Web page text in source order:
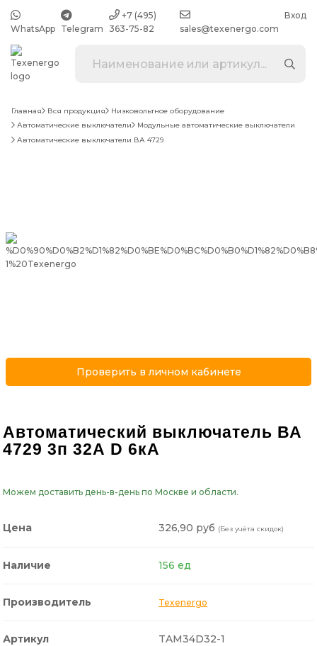
WhatsApp Telegram
+7 (495)
363-75-82
sales@texenergo.com
Вход
Главная Вся продукция
Низковольтное оборудование
Автоматические выключатели
Модульные автоматические выключатели
Автоматические выключатели ВА 4729
Проверить в личном кабинете
Автоматический выключатель ВА
4729 3п 32А D 6кА
Можем доставить день-в-день по Москве и области.
Цена 326,90 руб (Без учёта скидок)
Наличие 156 ед
Производитель Texenergo
Артикул TAM34D32-1